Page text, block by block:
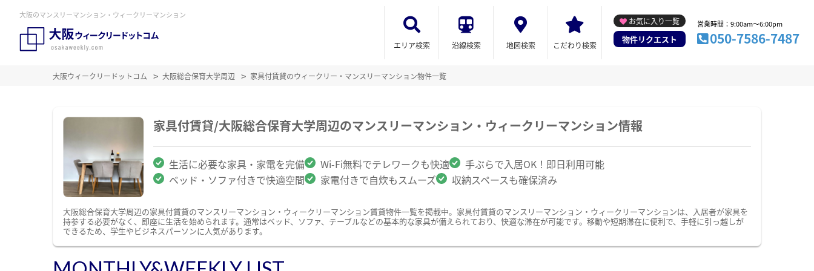
大阪のマンスリーマンション・ウィークリーマンション
エリア検索 沿線検索 地図検索 こだわり検索
お気に入り一覧
物件リクエスト
営業時間：9:00am～6:00pm
050-7586-7487
大阪ウィークリードットコム 大阪総合保育大学周辺 家具付賃貸のウィークリー・マンスリーマンション物件一覧
家具付賃貸/大阪総合保育大学周辺のマンスリーマンション・ウィークリーマンション情報
生活に必要な家具・家電を完備 Wi-Fi無料でテレワークも快適
手ぶらで入居OK！即日利用可能
ベッド・ソファ付きで快適空間
家電付きで自炊もスムーズ 収納スペースも確保済み
大阪総合保育大学周辺の家具付賃貸のマンスリーマンション・ウィークリーマンション賃貸物件一覧を掲載中。家具付賃貸のマンスリーマンション・ウィークリーマンションは、入居者が家具を
持参する必要がなく、即座に生活を始められます。通常はベッド、ソファ、テーブルなどの基本的な家具が備えられており、快適な滞在が可能です。移動や短期滞在に便利で、手軽に引っ越しが
できるため、学生やビジネスパーソンに人気があります。